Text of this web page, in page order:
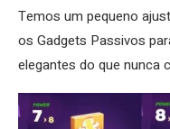
Temos um pequeno
os Gadgets Passivos
elegantes do que nunca